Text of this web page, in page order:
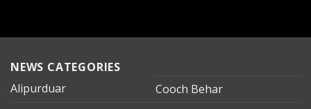
NEWS CATEGORIES
Alipurduar
Cooch Behar